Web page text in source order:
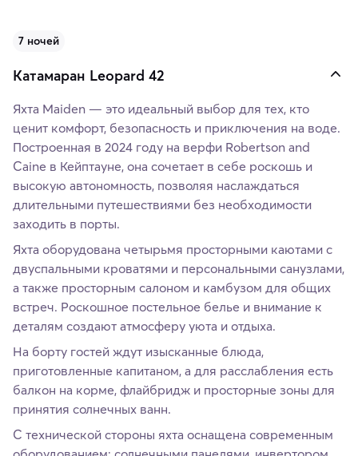
7 ночей
Катамаран Leopard 42
Яхта Maiden — это идеальный выбор для тех, кто
ценит комфорт, безопасность и приключения на воде.
Построенная в 2024 году на верфи Robertson and
Caine в Кейптауне, она сочетает в себе роскошь и
высокую автономность, позволяя наслаждаться
длительными путешествиями без необходимости
заходить в порты.
Яхта оборудована четырьмя просторными каютами с
двуспальными кроватями и персональными санузлами,
а также просторным салоном и камбузом для общих
встреч. Роскошное постельное белье и внимание к
деталям создают атмосферу уюта и отдыха.
На борту гостей ждут изысканные блюда,
приготовленные капитаном, а для расслабления есть
балкон на корме, флайбридж и просторные зоны для
принятия солнечных ванн.
С технической стороны яхта оснащена современным